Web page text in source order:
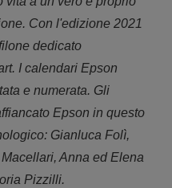
Con l'edizione 2021
dedicato
I calendari Epson
e numerata. Gli
Epson in questo
Gianluca Folì,
Anna ed Elena
Pizzilli.